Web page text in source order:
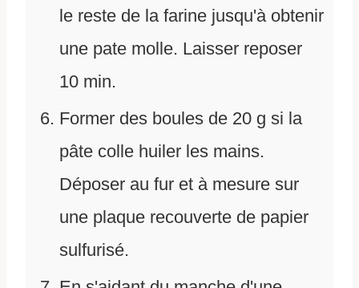
le reste de la farine jusqu'à obtenir
une pate molle. Laisser reposer
10 min.
Former des boules de 20 g si la
pâte colle huiler les mains.
Déposer au fur et à mesure sur
une plaque recouverte de papier
sulfurisé.